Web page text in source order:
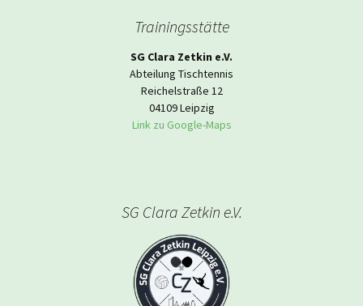
Trainingsstätte
SG Clara Zetkin e.V.
Abteilung Tischtennis
Reichelstraße 12
04109 Leipzig
Link zu Google-Maps
SG Clara Zetkin e.V.